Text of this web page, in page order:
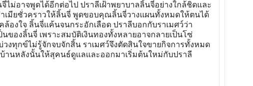
ม่อาจพูดได้อีกต่อไป ปราลีเฝ้าพยาบาลลิ้นจี่อย่างใกล้ชิดและ
เมียชั่วคราวให้ลิ้นจี่ พูดขอบคุณลิ้นจี่วางแผนทั้งหมดให้ตนได้
องใจ ลิ้นจี่แค้นจนกระอักเลือด ปราลีบอกกับราเมศว์ว่า
ของลิ้นจี่ เพราะสมบัติเงินทองทั้งหลายอาจกลายเป็นโซ่
งทุกข์ไม่รู้จักจบจักสิ้น ราเมศว์จึงตัดสินใจขายกิจการทั้งหมด
านหลังนั้นให้สุคนธ์ดูแลและออกมาเริ่มต้นใหม่กับปราลี